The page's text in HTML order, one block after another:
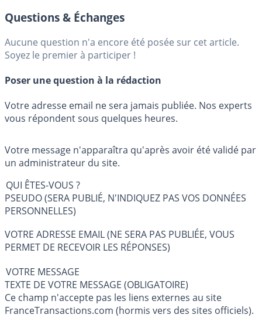
Questions & Échanges
Aucune question n'a encore été posée sur cet article.
Soyez le premier à participer !
Poser une question à la rédaction
Votre adresse email ne sera jamais publiée. Nos experts
vous répondent sous quelques heures.
Votre message n'apparaîtra qu'après avoir été validé par
un administrateur du site.
QUI ÊTES-VOUS ?
PSEUDO (SERA PUBLIÉ, N'INDIQUEZ PAS VOS DONNÉES
PERSONNELLES)
VOTRE ADRESSE EMAIL (NE SERA PAS PUBLIÉE, VOUS
PERMET DE RECEVOIR LES RÉPONSES)
VOTRE MESSAGE
TEXTE DE VOTRE MESSAGE (OBLIGATOIRE)
Ce champ n'accepte pas les liens externes au site
FranceTransactions.com (hormis vers des sites officiels).